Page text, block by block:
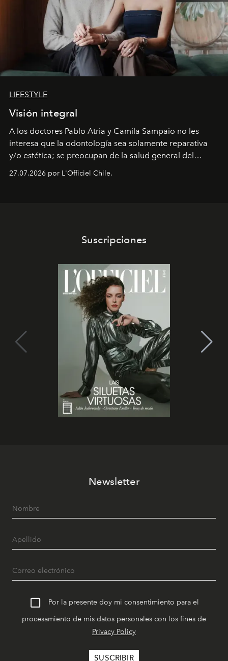
LIFESTYLE
Visión integral
A los doctores Pablo Atria y Camila Sampaio no les
interesa que la odontología sea solamente reparativa
y/o estética; se preocupan de la salud general del
intransable.
27.07.2026 por L'Officiel Chile.
Suscripciones
Newsletter
Por la presente doy mi consentimiento para el
procesamiento de mis datos personales con los fines de
Privacy Policy